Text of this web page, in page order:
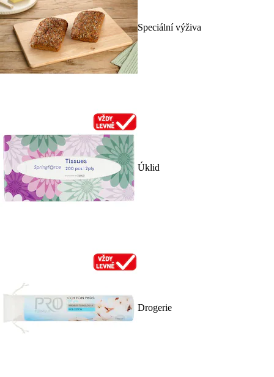
Speciální výživa
Úklid
Drogerie